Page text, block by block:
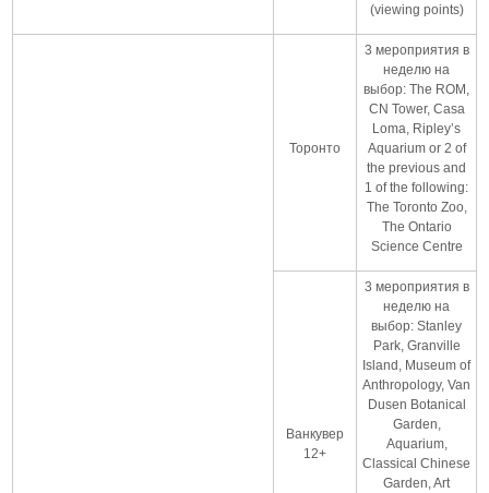
(viewing points)
Торонто
3 мероприятия в
неделю на
выбор: The ROM,
CN Tower, Casa
Loma, Ripley’s
Aquarium or 2 of
the previous and
1 of the following:
The Toronto Zoo,
The Ontario
Science Centre
Ванкувер
12+
3 мероприятия в
неделю на
выбор: Stanley
Park, Granville
Island, Museum of
Anthropology, Van
Dusen Botanical
Garden,
Aquarium,
Classical Chinese
Garden, Art